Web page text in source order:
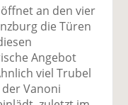
an den vier
die Türen
Angebot
viel Trubel
Vanoni